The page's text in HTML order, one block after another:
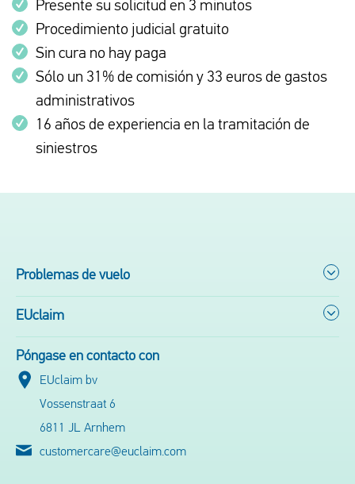
Presente su solicitud en 3 minutos
Procedimiento judicial gratuito
Sin cura no hay paga
Sólo un 31% de comisión y 33 euros de gastos
administrativos
16 años de experiencia en la tramitación de
siniestros
Problemas de vuelo
EUclaim
Póngase en contacto con
EUclaim bv
Vossenstraat 6
6811 JL Arnhem
customercare@euclaim.com